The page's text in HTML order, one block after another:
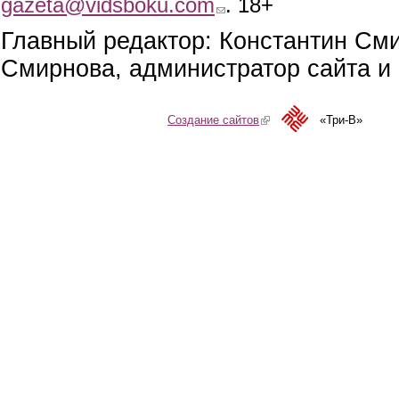
gazeta@vidsboku.com . 18+
Главный редактор: Константин
Смирнова, администратор сайта
Создание сайтов(link is external)«Три-В»